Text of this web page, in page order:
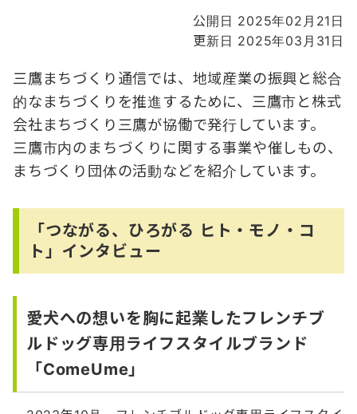
公開日 2025年02月21日
更新日 2025年03月31日
三鷹まちづくり通信では、地域産業の振興と総合
的なまちづくりを推進するために、三鷹市と株式
会社まちづくり三鷹が協働で発行しています。
三鷹市内のまちづくりに関する事業や催しもの、
まちづくり団体の活動などを紹介しています。
「つながる、ひろがる ヒト・モノ・コ
ト」インタビュー
愛犬への想いを胸に起業したフレンチブ
ルドッグ専用ライフスタイルブランド
「ComeUme」